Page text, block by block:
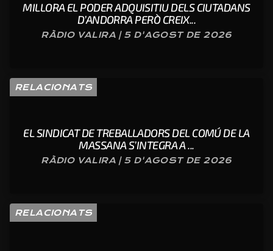
MILLORA EL PODER ADQUISITIU DELS CIUTADANS
D’ANDORRA PERÒ CREIX...
RÀDIO VALIRA | 5 D'AGOST DE 2026
RELACIONATS
EL SINDICAT DE TREBALLADORS DEL COMÚ DE LA
MASSANA S’INTEGRA A ...
RÀDIO VALIRA | 5 D'AGOST DE 2026
RELACIONATS